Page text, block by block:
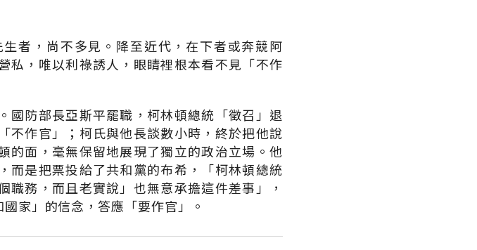
者，尚不多見。降至近代，在下者或奔競阿
私，唯以利祿誘人，眼睛裡根本看不見「不作
國防部長亞斯平罷職，柯林頓總統「徵召」退
不作官」；柯氏與他長談數小時，終於把他說
的面，毫無保留地展現了獨立的政治立場。他
而是把票投給了共和黨的布希，「柯林頓總統
務，而且老實說」也無意承擔這件差事」，
家」的信念，答應「要作官」。